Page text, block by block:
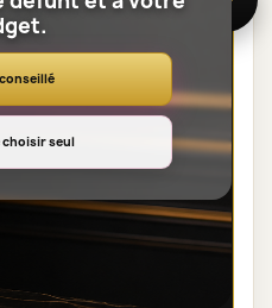
€
choisir seul